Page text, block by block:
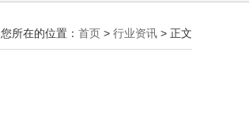
您所在的位置： 首页 > 行业资讯 > 正文